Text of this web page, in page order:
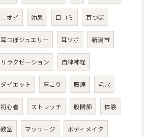
ニオイ 効果 口コミ 耳つぼ
耳つぼジュエリー 耳ツボ 新潟市
リラクゼーション 自律神経
ダイエット 肩こり 腰痛 毛穴
初心者 ストレッチ 股関節 体験
教室 マッサージ ボディメイク